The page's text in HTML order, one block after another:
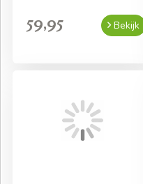
59,95 Bekijk